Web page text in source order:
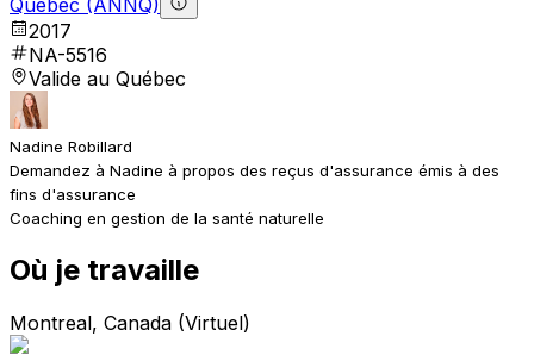
Québec (ANNQ)
2017
NA-5516
Valide au Québec
Nadine Robillard
Demandez à Nadine à propos des reçus d'assurance émis à des
fins d'assurance
Coaching en gestion de la santé naturelle
Où je travaille
Montreal, Canada (Virtuel)